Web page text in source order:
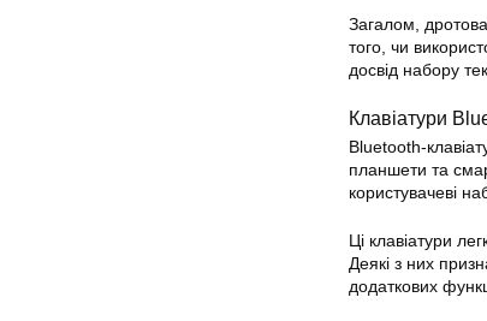
Загалом,
того, чи
досвід набору
Клавіатури
Bluetooth-
планшети та
користувачеві
Ці клавіатури
Деякі з них
додаткових